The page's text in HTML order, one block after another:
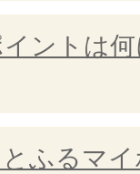
ントは
ふるマ